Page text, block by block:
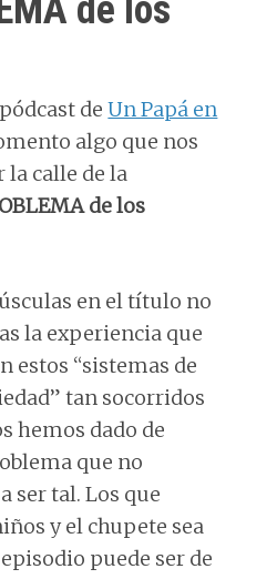
de los
deUn Papá en
algo que nos
la calle de la
de los
en el título no
la experiencia que
estos “sistemas de
tan socorridos
hemos dado de
que no
ser tal. Los que
y el chupete sea
puede ser de